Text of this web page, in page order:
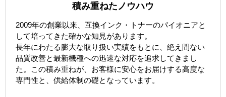
積み重ねたノウハウ
2009年の創業以来、互換インク・トナーのパイオニアと
して培ってきた確かな知見があります。
長年にわたる膨大な取り扱い実績をもとに、絶え間ない
品質改善と最新機種への迅速な対応を追求してきまし
た。この積み重ねが、お客様に安心をお届けする高度な
専門性と、供給体制の礎となっています。